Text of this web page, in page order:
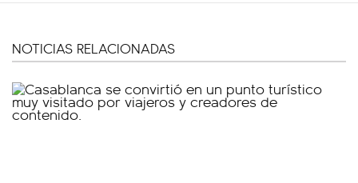
NOTICIAS RELACIONADAS